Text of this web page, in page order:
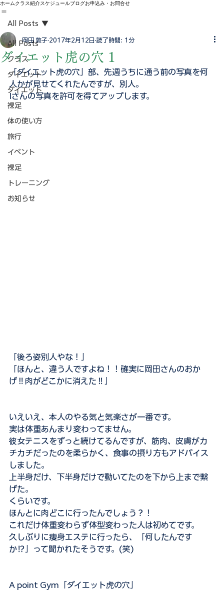
ホームクラス紹介スケジュールブログお申込み・お問合せ
All Posts
クラス
ダイエット
ダイエット
裸足
体の使い方
旅行
イベント
裸足
トレーニング
お知らせ
All Posts
ダイエット虎の穴 1
岡田 敦子 2017年2月12日 読了時間: 1分
「ダイエット虎の穴」部、先週うちに通う前の写真を何
人かが見せてくれたんですが、別人。
Iさんの写真を許可を得てアップします。
「後ろ姿別人やな！」
「ほんと、違う人ですよね！！確実に岡田さんのおか
げ‼️肉がどこかに消えた‼️」
いえいえ、本人のやる気と気楽さが一番です。
実は体重あんまり変わってません。
彼女テニスをずっと続けてるんですが、筋肉、皮膚がカ
チカチだったのを柔らかく、食事の摂り方もアドバイス
しました。
上半身だけ、下半身だけで動いてたのを下から上まで繋
げた。
くらいです。
ほんとに肉どこに行ったんでしょう？！
これだけ体重変わらず体型変わった人は初めてです。
久しぶりに痩身エステに行ったら、「何したんです
か⁉️」って聞かれたそうです。(笑)
A point Gym「ダイエット虎の穴」